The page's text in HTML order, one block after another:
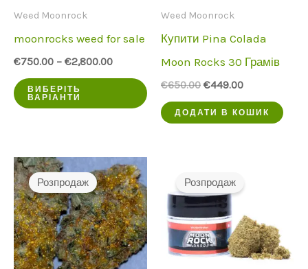
Weed Moonrock
moonrocks weed for sale
€750.00 – €2,800.00
ВИБЕРІТЬ
ВАРІАНТИ
Цей
продукт
кілька
варіантів.
Опції
можна
вибрати
Weed Moonrock
Купити Pina Colada
Moon Rocks 30 Грамів
€650.00 Початкова
була:
€650.00.
€449.00Поточна
€449.00.
ДОДАТИ В КОШИК
Розпродаж Розпродаж